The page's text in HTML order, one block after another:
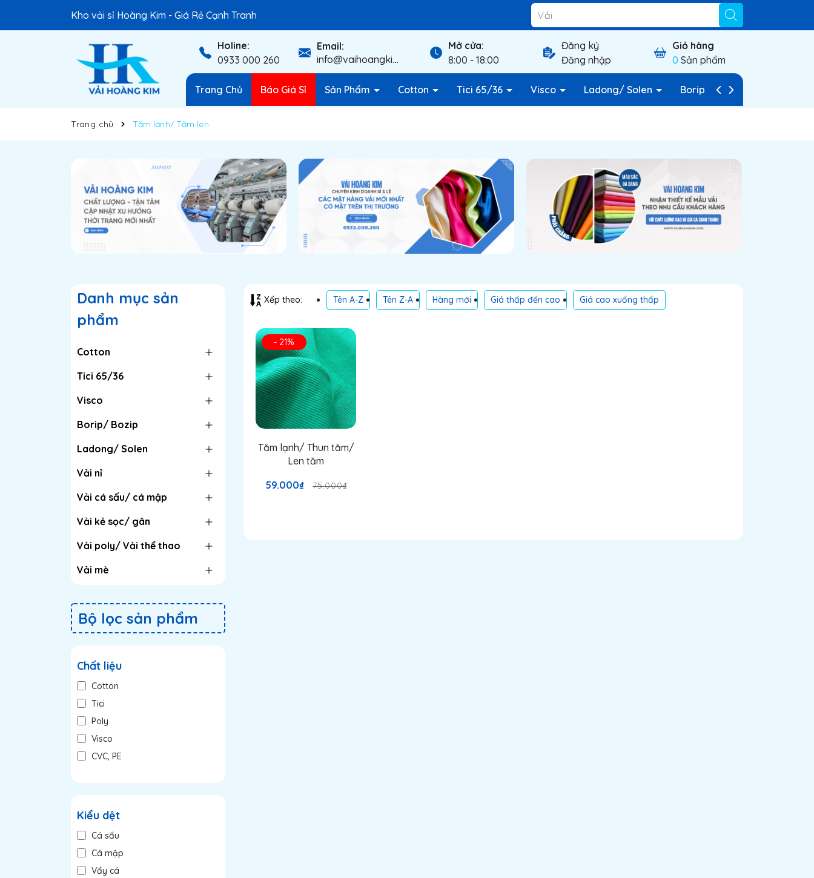
Kho vải sỉ Hoàng Kim - Giá Rẻ Cạnh Tranh
Holine:
0933 000 260
Email:
info@vaihoangkim.com
Mở cửa:
8:00 - 18:00
Đăng ký
Đăng nhập
Giỏ hàng
0 Sản phẩm
Trang Chủ Báo Giá Sỉ Sản Phẩm Cotton Tici 65/36 Visco Ladong/ Solen Borip Vải nỉ
Trang chủ Tăm lạnh/ Tăm len
Danh mục sản
phẩm
Cotton
Tici 65/36
Visco
Borip/ Bozip
Ladong/ Solen
Vải nỉ
Vải cá sấu/ cá mập
Vải kẻ sọc/ gân
Vải poly/ Vải thể thao
Vải mè
Bộ lọc sản phẩm
Chất liệu
Cotton
Tici
Poly
Visco
CVC, PE
Kiểu dệt
Cá sấu
Cá mập
Vẩy cá
Xếp theo: Tên A-Z Tên Z-A Hàng mới Giá thấp đến cao Giá cao xuống thấp
- 21%
Tăm lạnh/ Thun tăm/
Len tăm
59.000₫
75.000₫